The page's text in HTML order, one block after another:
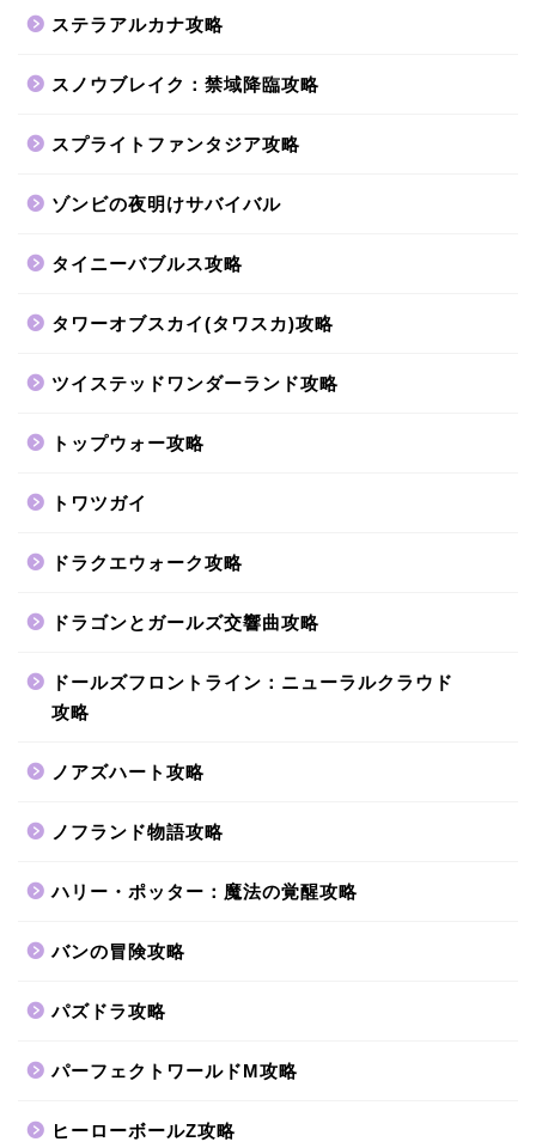
ステラアルカナ攻略
スノウブレイク：禁域降臨攻略
スプライトファンタジア攻略
ゾンビの夜明けサバイバル
タイニーバブルス攻略
タワーオブスカイ(タワスカ)攻略
ツイステッドワンダーランド攻略
トップウォー攻略
トワツガイ
ドラクエウォーク攻略
ドラゴンとガールズ交響曲攻略
ドールズフロントライン：ニューラルクラウド
攻略
ノアズハート攻略
ノフランド物語攻略
ハリー・ポッター：魔法の覚醒攻略
バンの冒険攻略
パズドラ攻略
パーフェクトワールドM攻略
ヒーローボールZ攻略